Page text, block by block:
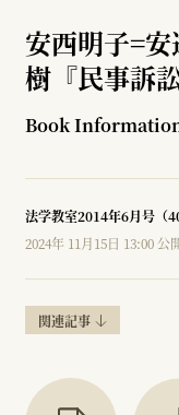
安西明子=
樹『民事訴訟
Book
法学教室2014年6月号（
2024年 11月15日 13:00 公
関連記事